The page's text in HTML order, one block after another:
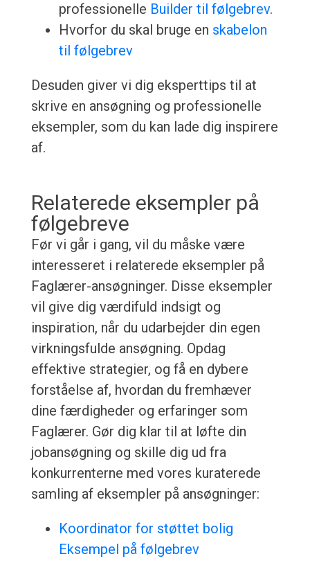
professionelle Builder til følgebrev.
Hvorfor du skal bruge en skabelon
til følgebrev
Desuden giver vi dig eksperttips til at
skrive en ansøgning og professionelle
eksempler, som du kan lade dig inspirere
af.
Relaterede eksempler på
følgebreve
Før vi går i gang, vil du måske være
interesseret i relaterede eksempler på
Faglærer-ansøgninger. Disse eksempler
vil give dig værdifuld indsigt og
inspiration, når du udarbejder din egen
virkningsfulde ansøgning. Opdag
effektive strategier, og få en dybere
forståelse af, hvordan du fremhæver
dine færdigheder og erfaringer som
Faglærer. Gør dig klar til at løfte din
jobansøgning og skille dig ud fra
konkurrenterne med vores kuraterede
samling af eksempler på ansøgninger:
Koordinator for støttet bolig
Eksempel på følgebrev